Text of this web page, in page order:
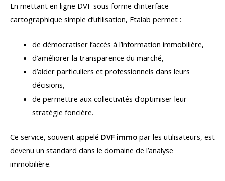
En mettant en ligne DVF sous forme d’interface
cartographique simple d’utilisation, Etalab permet :
de démocratiser l’accès à l’information immobilière,
d’améliorer la transparence du marché,
d’aider particuliers et professionnels dans leurs
décisions,
de permettre aux collectivités d’optimiser leur
stratégie foncière.
Ce service, souvent appelé DVF immo par les utilisateurs, est
devenu un standard dans le domaine de l’analyse
immobilière.